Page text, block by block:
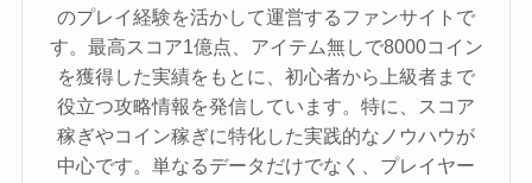
のプレイ経験を活かして運営するファンサイトで
す。最高スコア1億点、アイテム無しで8000コイン
を獲得した実績をもとに、初心者から上級者まで
役立つ攻略情報を発信しています。特に、スコア
稼ぎやコイン稼ぎに特化した実践的なノウハウが
中心です。単なるデータだけでなく、プレイヤー